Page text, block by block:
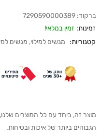
ברקוד: 7290590000389
זמינות: זמין במלאי!
קטגוריות:
מגשים למילוי, מגשים
מוצר זה, ביחד עם כל המוצרים
הגבוהים ביותר של איכות ובטיחות.